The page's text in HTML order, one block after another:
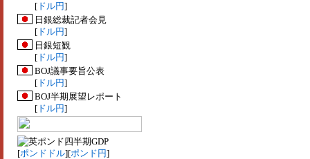
[ ドル円]
日銀総裁記者会見
[ ドル円]
日銀短観
[ ドル円]
BOJ議事要旨公表
[ ドル円]
BOJ半期展望レポート
[ ドル円]
四半期GDP
[ポンドドル][ポンド円]